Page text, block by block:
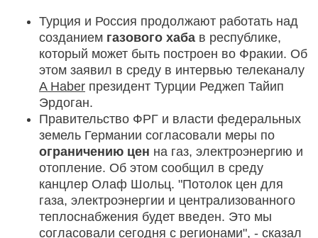
Турция и Россия продолжают работать над
созданием газового хаба в республике,
который может быть построен во Фракии. Об
этом заявил в среду в интервью телеканалу
A Haber президент Турции Реджеп Тайип
Эрдоган.
Правительство ФРГ и власти федеральных
земель Германии согласовали меры по
ограничению цен на газ, электроэнергию и
отопление. Об этом сообщил в среду
канцлер Олаф Шольц. "Потолок цен для
газа, электроэнергии и централизованного
теплоснабжения будет введен. Это мы
согласовали сегодня с регионами", - сказал